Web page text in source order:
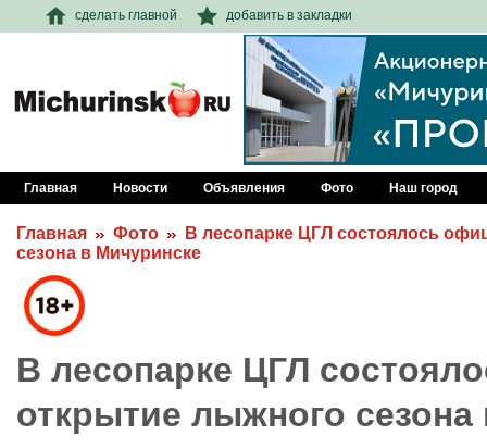
сделать главной добавить в закладки
Главная Новости Объявления Фото Наш город
Главная Фото
В лесопарке ЦГЛ состоялось
сезона в Мичуринске
В лесопарке ЦГЛ
открытие лыжного